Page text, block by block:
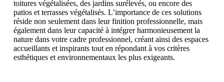
toitures végétalisées, des jardins surélevés, ou encore des
patios et terrasses végétalisés. L’importance de ces solutions
réside non seulement dans leur finition professionnelle, mais
également dans leur capacité à intégrer harmonieusement la
nature dans votre cadre professionnel, créant ainsi des espaces
accueillants et inspirants tout en répondant à vos critères
esthétiques et environnementaux les plus exigeants.